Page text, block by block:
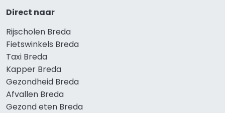
Direct naar
Rijscholen Breda
Fietswinkels Breda
Taxi Breda
Kapper Breda
Gezondheid Breda
Afvallen Breda
Gezond eten Breda